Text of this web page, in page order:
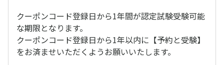
クーポンコード登録日から1年間が認定試験受験可能
な期限となります。
クーポンコード登録日から1年以内に【予約と受験】
をお済ませいただくようお願いいたします。